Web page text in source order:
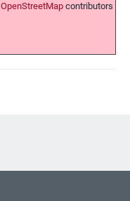
OpenStreetMap contributors